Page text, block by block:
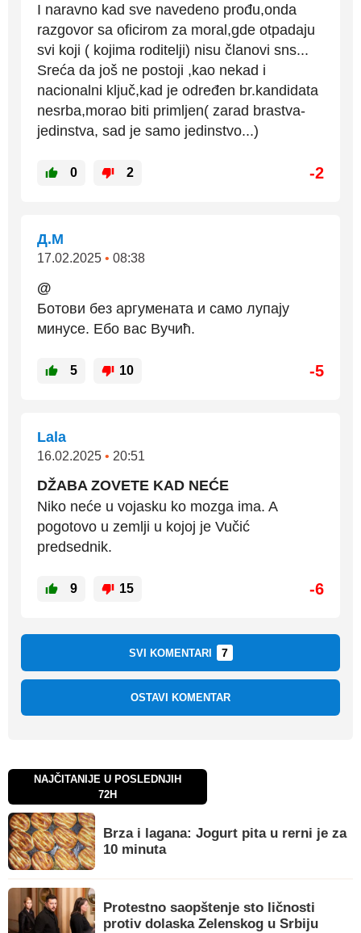
I naravno kad sve navedeno prođu,onda
razgovor sa oficirom za moral,gde otpadaju
svi koji ( kojima roditelji) nisu članovi sns...
Sreća da još ne postoji ,kao nekad i
nacionalni ključ,kad je određen br.kandidata
nesrba,morao biti primljen( zarad brastva-
jedinstva, sad je samo jedinstvo...)
0 2 -2
Д.М
17.02.2025 • 08:38
@
Ботови без аргумената и само лупају
минусе. Ебо вас Вучић.
5 10 -5
Lala
16.02.2025 • 20:51
DŽABA ZOVETE KAD NEĆE
Niko neće u vojasku ko mozga ima. A
pogotovo u zemlji u kojoj je Vučić
predsednik.
9 15 -6
SVI KOMENTARI 7
OSTAVI KOMENTAR
NAJČITANIJE U POSLEDNJIH
72H
Brza i lagana: Jogurt pita u rerni je za
10 minuta
Protestno saopštenje sto ličnosti
protiv dolaska Zelenskog u Srbiju